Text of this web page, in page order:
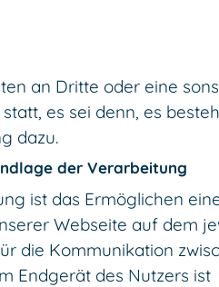
an Dritte oder eine
es sei denn, es
dazu.
der Verarbeitung
ist das Ermöglichen
Webseite auf dem
die Kommunikation
Endgerät des Nutzers ist